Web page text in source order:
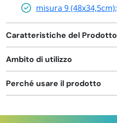
misura 9 (48x34,5cm);
Caratteristiche del Prodotto
Ambito di utilizzo
Perché usare il prodotto